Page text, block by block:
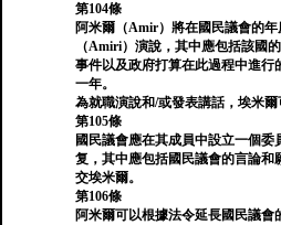
第104條
阿米爾（Amir）將在國民議會的
（Amiri）演說，其中應包括該國
事件以及政府打算在此過程中進行
一年。
為就職演說和/或發表講話，埃米爾
第105條
國民議會應在其成員中設立一個
复，其中應包括國民議會的言論和
交埃米爾。
第106條
阿米爾可以根據法令延長國民議